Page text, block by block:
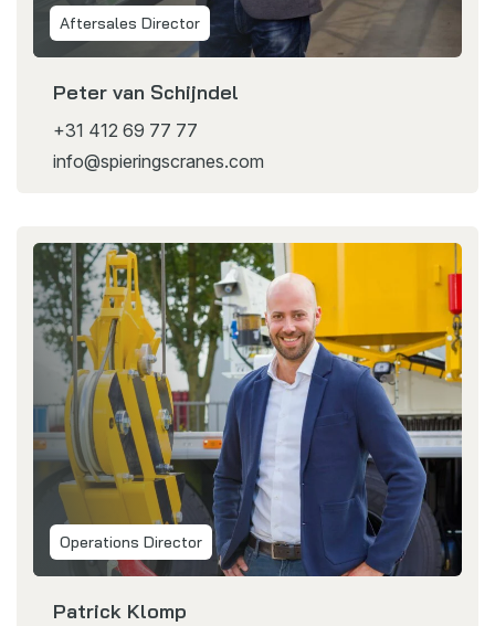
Aftersales Director
Peter van Schijndel
+31 412 69 77 77
info@spieringscranes.com
Operations Director
Patrick Klomp